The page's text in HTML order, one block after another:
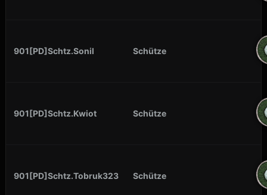
901[PD]Schtz.Sonil Schütze
901[PD]Schtz.Kwiot Schütze
901[PD]Schtz.Tobruk323 Schütze